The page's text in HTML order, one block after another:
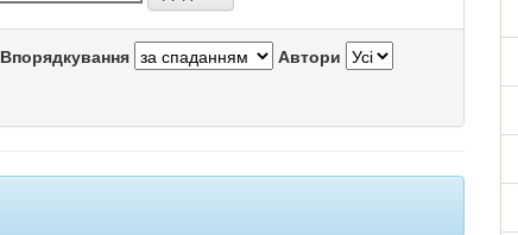
Впорядкування Автори